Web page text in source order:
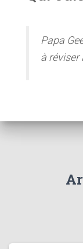
Papa
à réviser